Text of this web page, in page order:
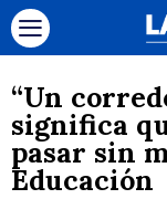
“Un
significa
pasar sin
Educación